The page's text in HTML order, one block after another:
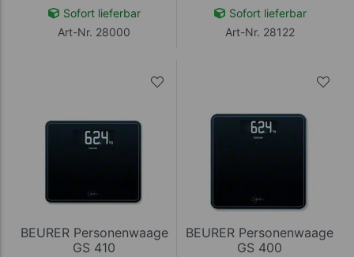
Sofort lieferbar
Art-Nr. 28000
Sofort lieferbar
Art-Nr. 28122
BEURER Personenwaage
GS 410
BEURER Personenwaage
GS 400